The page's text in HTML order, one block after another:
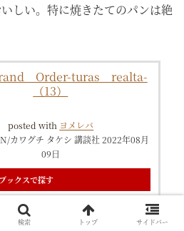
しい。特に焼きたてのパンは絶
Order-turas realta-
（13）
posted with ヨメレバ
カワグチ タケシ 講談社 2022年08月
09日
ックスで探す
で探す
検索 トップ サイドバー